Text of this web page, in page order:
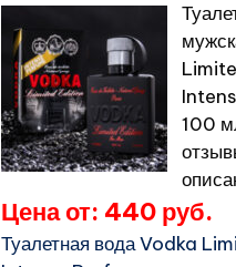
100
Цена от: 440 руб.
Туалетная вода Vodka